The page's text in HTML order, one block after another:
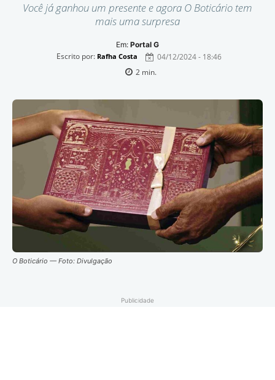
Você já ganhou um presente e agora O Boticário tem
mais uma surpresa
Em: Portal G
Escrito por: Rafha Costa
04/12/2024 - 18:46
2min.
O Boticário — Foto: Divulgação
Publicidade